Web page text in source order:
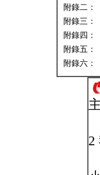
附錄二：
附錄三：
附錄四：
附錄五：
附錄六：
2